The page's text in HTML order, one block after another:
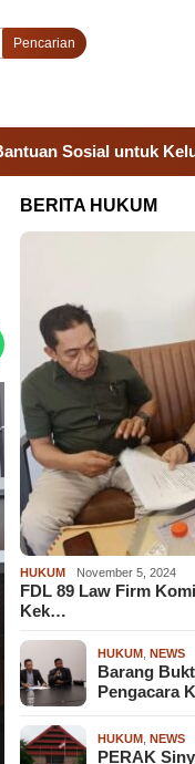
Pencarian
Warga Binaan
BERITA HUKUM
HUKUM November 5, 2024
FDL 89 Law Firm
Kek…
HUKUM ,NEWS
Barang
Pengacara
HUKUM ,NEWS
PERAK